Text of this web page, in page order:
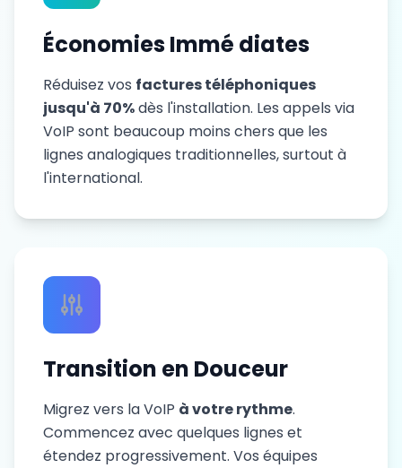
Économies Immé diates
Réduisez vos factures téléphoniques
jusqu'à 70%dès l'installation. Les appels via
VoIP sont beaucoup moins chers que les
lignes analogiques traditionnelles, surtout à
l'international.
Transition en Douceur
Migrez vers la VoIP à votre rythme.
Commencez avec quelques lignes et
étendez progressivement. Vos équipes